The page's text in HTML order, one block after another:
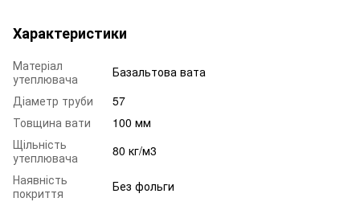
Характеристики
Матеріал
утеплювача
Базальтова вата
Діаметр труби
57
Товщина вати
100 мм
Щільність
утеплювача
80 кг/м3
Наявність
покриття
Без фольги